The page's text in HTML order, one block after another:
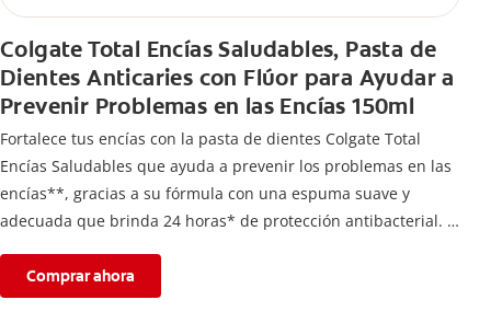
Colgate Total Encías Saludables, Pasta de
Dientes Anticaries con Flúor para Ayudar a
Prevenir Problemas en las Encías 150ml
Fortalece tus encías con la pasta de dientes Colgate Total
Encías Saludables que ayuda a prevenir los problemas en las
encías**, gracias a su fórmula con una espuma suave y
adecuada que brinda 24 horas* de protección antibacterial.
semanas.
**Causados por bacterias.
Comprar ahora